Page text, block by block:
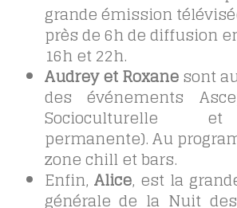
grande émission
près de 6h de diffusion
16h et 22h.
Audrey et Roxanesont
des événements
Socioculturelle
permanente). Au
zone chill et bars.
Enfin, Alice, est la
générale de la Nuit